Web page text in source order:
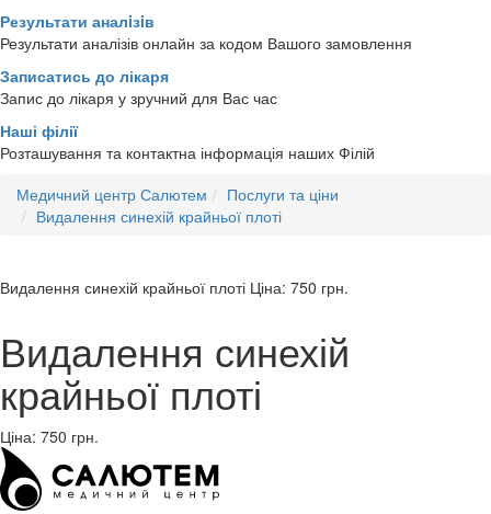
Результати аналiзiв
Результати аналізів онлайн за кодом Вашого замовлення
Записатись до лікаря
Запис до лікаря у зручний для Вас час
Наші філії
Розташування та контактна інформація наших Філій
Медичний центр Салютем
Послуги та ціни
Видалення синехій крайньої плоті
Видалення синехій крайньої плоті Ціна: 750 грн.
Видалення синехій
крайньої плоті
Ціна: 750 грн.